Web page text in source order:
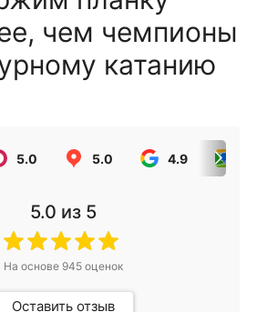
чем чемпионы
катанию
5.0 5.0 4.9
5.0 из 5
На основе 945оценок
Оставить отзыв